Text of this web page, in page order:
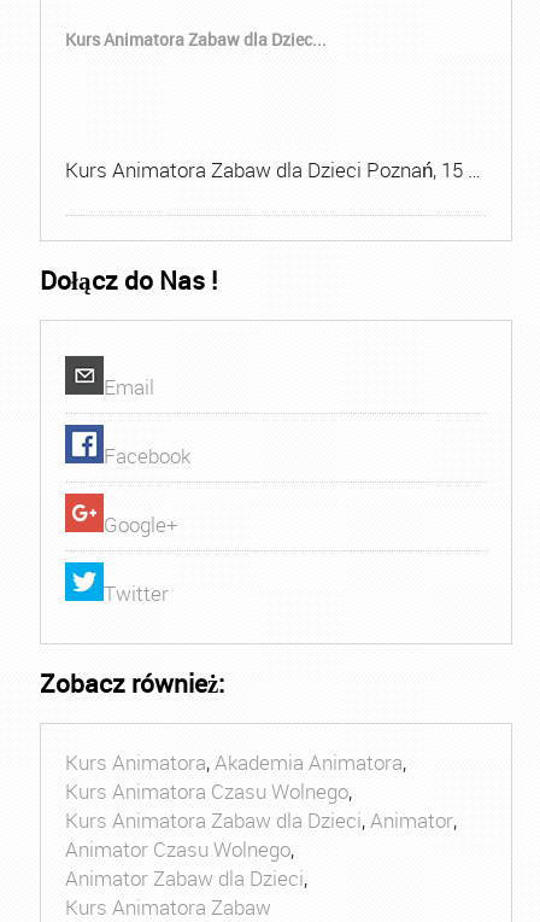
Kurs Animatora Zabaw dla Dziec...
Kurs Animatora Zabaw dla Dzieci Poznań, 15 …
Dołącz do Nas !
Email
Facebook
Google+
Twitter
Zobacz również:
Kurs Animatora,Akademia Animatora,
Kurs Animatora Czasu Wolnego,
Kurs Animatora Zabaw dla Dzieci,Animator,
Animator Czasu Wolnego,
Animator Zabaw dla Dzieci,
Kurs Animatora Zabaw